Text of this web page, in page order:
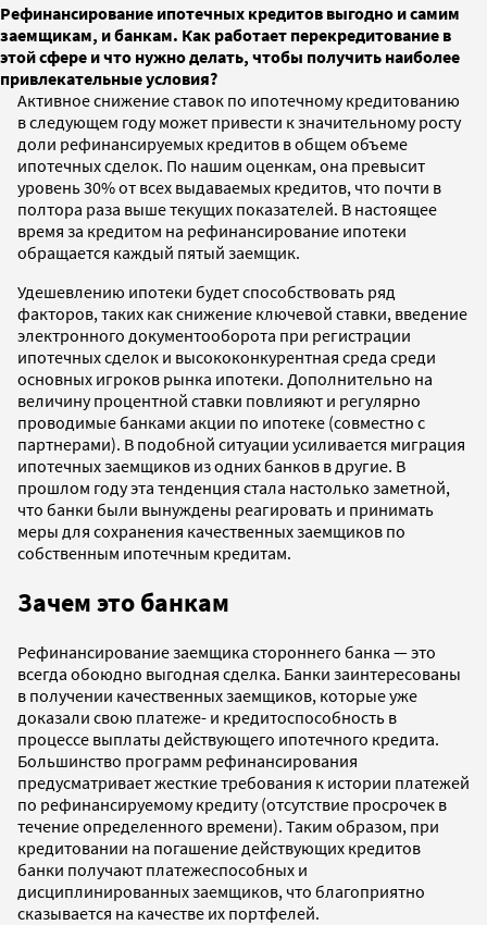
Рефинансирование ипотечных кредитов выгодно и самим
заемщикам, и банкам. Как работает перекредитование в
этой сфере и что нужно делать, чтобы получить наиболее
привлекательные условия?
Активное снижение ставок по ипотечному кредитованию
в следующем году может привести к значительному росту
доли рефинансируемых кредитов в общем объеме
ипотечных сделок. По нашим оценкам, она превысит
уровень 30% от всех выдаваемых кредитов, что почти в
полтора раза выше текущих показателей. В настоящее
время за кредитом на рефинансирование ипотеки
обращается каждый пятый заемщик.
Удешевлению ипотеки будет способствовать ряд
факторов, таких как снижение ключевой ставки, введение
электронного документооборота при регистрации
ипотечных сделок и высококонкурентная среда среди
основных игроков рынка ипотеки. Дополнительно на
величину процентной ставки повлияют и регулярно
проводимые банками акции по ипотеке (совместно с
партнерами). В подобной ситуации усиливается миграция
ипотечных заемщиков из одних банков в другие. В
прошлом году эта тенденция стала настолько заметной,
что банки были вынуждены реагировать и принимать
меры для сохранения качественных заемщиков по
собственным ипотечным кредитам.
Зачем это банкам
Рефинансирование заемщика стороннего банка — это
всегда обоюдно выгодная сделка. Банки заинтересованы
в получении качественных заемщиков, которые уже
доказали свою платеже- и кредитоспособность в
процессе выплаты действующего ипотечного кредита.
Большинство программ рефинансирования
предусматривает жесткие требования к истории платежей
по рефинансируемому кредиту (отсутствие просрочек в
течение определенного времени). Таким образом, при
кредитовании на погашение действующих кредитов
банки получают платежеспособных и
дисциплинированных заемщиков, что благоприятно
сказывается на качестве их портфелей.